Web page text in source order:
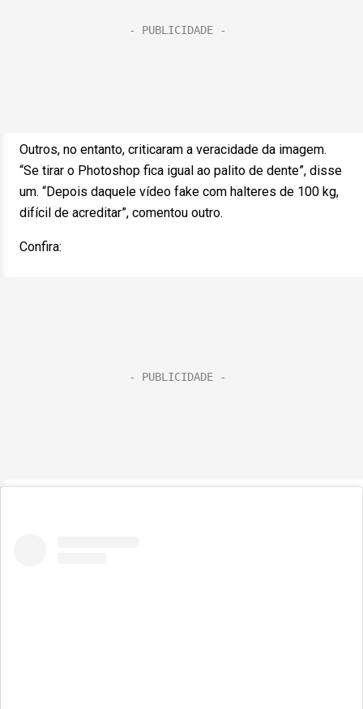
Outros, no entanto, criticaram a veracidade da imagem.
“Se tirar o Photoshop fica igual ao palito de dente”, disse
um. “Depois daquele vídeo fake com halteres de 100 kg,
difícil de acreditar”, comentou outro.
Confira: